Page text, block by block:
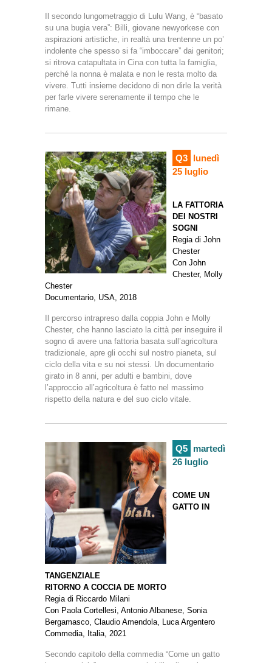
Il secondo lungometraggio di Lulu Wang, è “basato
su una bugia vera”: Billi, giovane newyorkese con
aspirazioni artistiche, in realtà una trentenne un po’
indolente che spesso si fa “imboccare” dai genitori;
si ritrova catapultata in Cina con tutta la famiglia,
perché la nonna è malata e non le resta molto da
vivere. Tutti insieme decidono di non dirle la verità
per farle vivere serenamente il tempo che le
rimane.
Q3 lunedì
25 luglio
LA FATTORIA
DEI NOSTRI
SOGNI
Regia di John
Chester
Con John
Chester, Molly
Chester
Documentario, USA, 2018
Il percorso intrapreso dalla coppia John e Molly
Chester, che hanno lasciato la città per inseguire il
sogno di avere una fattoria basata sull’agricoltura
tradizionale, apre gli occhi sul nostro pianeta, sul
ciclo della vita e su noi stessi. Un documentario
girato in 8 anni, per adulti e bambini, dove
l’approccio all’agricoltura è fatto nel massimo
rispetto della natura e del suo ciclo vitale.
Q5 martedì
26 luglio
COME UN
GATTO IN
TANGENZIALE
RITORNO A COCCIA DE MORTO
Regia di Riccardo Milani
Con Paola Cortellesi, Antonio Albanese, Sonia
Bergamasco, Claudio Amendola, Luca Argentero
Commedia, Italia, 2021
Secondo capitolo della commedia “Come un gatto